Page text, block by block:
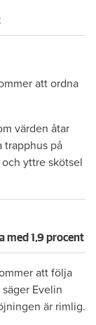
att ordna
värden åtar
trapphus på
och yttre skötsel
med 1,9 procent
att följa
Evelin
är rimlig.